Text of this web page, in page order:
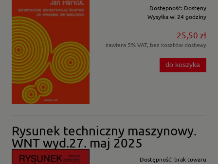
Dostępność: Dostęny
Wysyłka w: 24 godziny
25,50 zł
zawiera 5% VAT, bez kosztów dostawy
do koszyka
Rysunek techniczny maszynowy.
WNT wyd.27. maj 2025
Dostępność: brak towaru